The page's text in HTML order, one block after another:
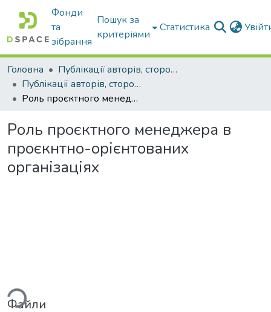
Фонди
та
зібрання
Пошук за
критеріями
Статистика
Головна
Публікації авторів, сторонніх університету
Публікації авторів, сторонніх університету
Роль проєктного менеджера в проєкнтно-орієнтованих організаціях
Роль проєктного менеджера в
проєкнтно-орієнтованих
організаціях
Файли